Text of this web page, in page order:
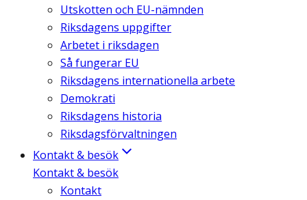
Utskotten och EU-nämnden
Riksdagens uppgifter
Arbetet i riksdagen
Så fungerar EU
Riksdagens internationella arbete
Demokrati
Riksdagens historia
Riksdagsförvaltningen
Kontakt & besök
Kontakt & besök
Kontakt